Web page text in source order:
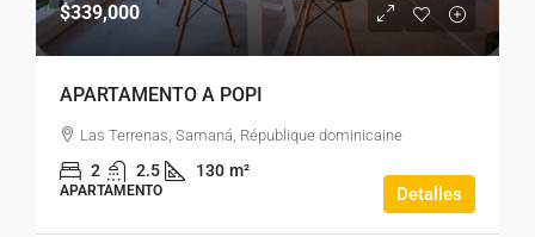
$339,000
APARTAMENTO A POPI
Las Terrenas, Samaná, République dominicaine
2 2.5 130 m²
APARTAMENTO Detalles